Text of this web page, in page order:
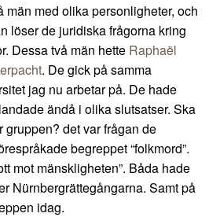
män med olika personligheter, och
löser de juridiska frågorna kring
Dessa två män hette Raphaël
. De gick på samma
jag nu arbetar på. De hade
ändå i olika slutsatser. Ska
det var frågan de
begreppet “folkmord”.
mot mänskligheten”. Båda hade
Nürnbergrättegångarna. Samt på
idag.